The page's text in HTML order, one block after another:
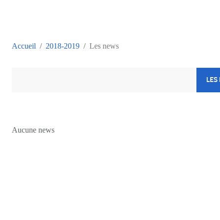
Accueil 2018-2019 Les news
LES
Aucune news